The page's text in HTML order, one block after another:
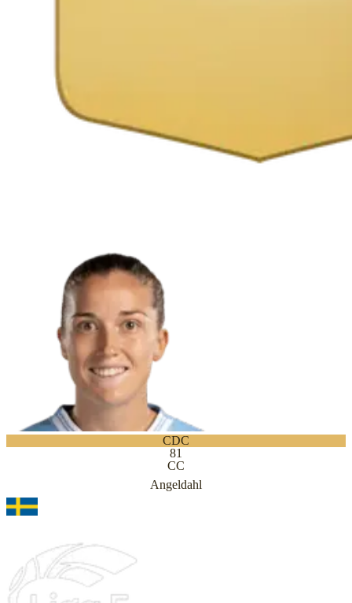
CDC
81
CC
Angeldahl